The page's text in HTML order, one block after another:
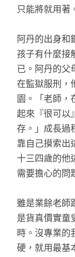
只能將就用著
阿丹的出身和
孩子有什麼接
已。阿丹的父
在監獄服刑，
園。「老師，
起來『很可以
存。」成長過
靠自己摸索出
十三四歲的他
需要擔心的問
雖是業餘老師
是貨真價實童
時。沒專業的
硬，就用最基